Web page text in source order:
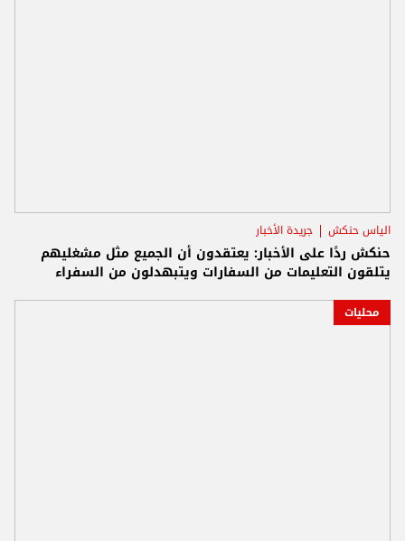
الياس حنكش جريدة الأخبار
حنكش ردًا على الأخبار: يعتقدون أن الجميع مثل مشغليهم
يتلقون التعليمات من السفارات ويتبهدلون من السفراء
محليات